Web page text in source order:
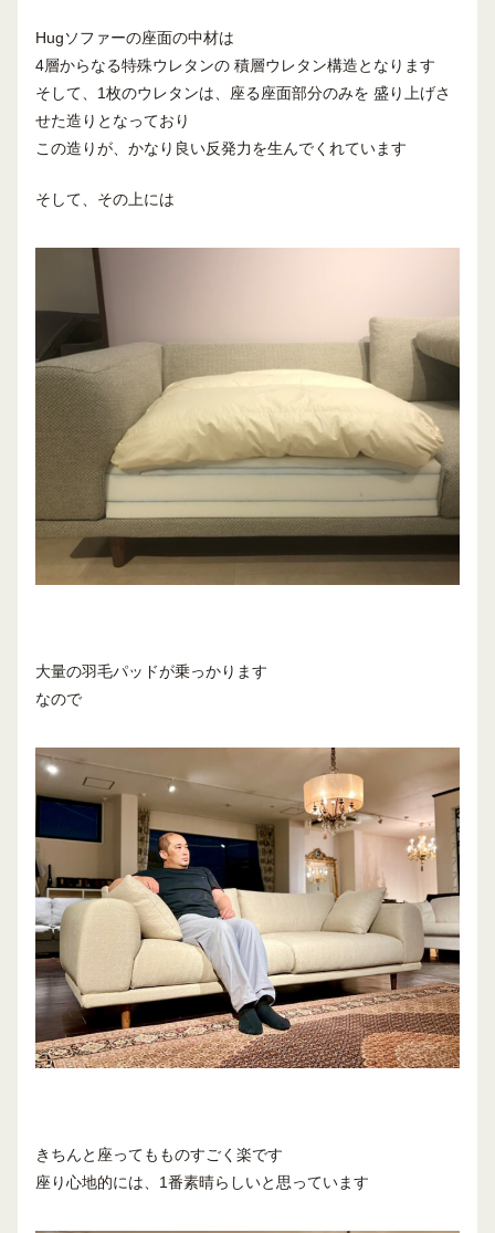
Hugソファーの座面の中材は
4層からなる特殊ウレタンの 積層ウレタン構造となります
そして、1枚のウレタンは、座る座面部分のみを 盛り上げさ
せた造りとなっており
この造りが、かなり良い反発力を生んでくれています
そして、その上には
大量の羽毛パッドが乗っかります
なので
きちんと座ってもものすごく楽です
座り心地的には、1番素晴らしいと思っています